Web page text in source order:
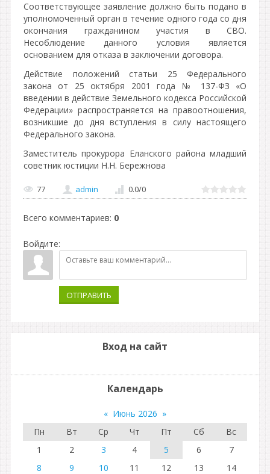
Соответствующее заявление должно быть подано в
уполномоченный орган в течение одного года со дня
окончания гражданином участия в СВО.
Несоблюдение данного условия является
основанием для отказа в заключении договора.
Действие положений статьи 25 Федерального
закона от 25 октября 2001 года № 137-ФЗ «О
введении в действие Земельного кодекса Российской
Федерации» распространяется на правоотношения,
возникшие до дня вступления в силу настоящего
Федерального закона.
Заместитель прокурора Еланского района младший
советник юстиции Н.Н. Бережнова
77 admin 0.0/0
Всего комментариев: 0
Войдите:
ОТПРАВИТЬ
Вход на сайт
Календарь
« Июнь 2026 »
Пн
Вт Ср Чт Пт Сб
Вс
1
2 3 4 5 6
7
8
9 10 11 12 13
14